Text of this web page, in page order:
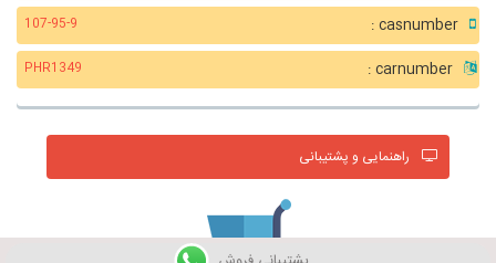
107-95-9
PHR1349
راهنمایی و پشتیبانی